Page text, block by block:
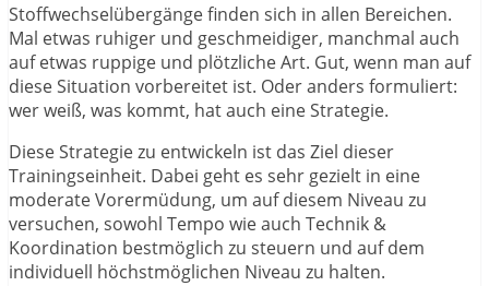
Stoffwechselübergänge finden sich in allen Bereichen.
Mal etwas ruhiger und geschmeidiger, manchmal auch
auf etwas ruppige und plötzliche Art. Gut, wenn man auf
diese Situation vorbereitet ist. Oder anders formuliert:
wer weiß, was kommt, hat auch eine Strategie.
Diese Strategie zu entwickeln ist das Ziel dieser
Trainingseinheit. Dabei geht es sehr gezielt in eine
moderate Vorermüdung, um auf diesem Niveau zu
versuchen, sowohl Tempo wie auch Technik &
Koordination bestmöglich zu steuern und auf dem
individuell höchstmöglichen Niveau zu halten.